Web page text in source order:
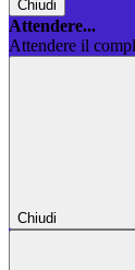
Chiudi
Attendere...
Attendere il
Chiudi